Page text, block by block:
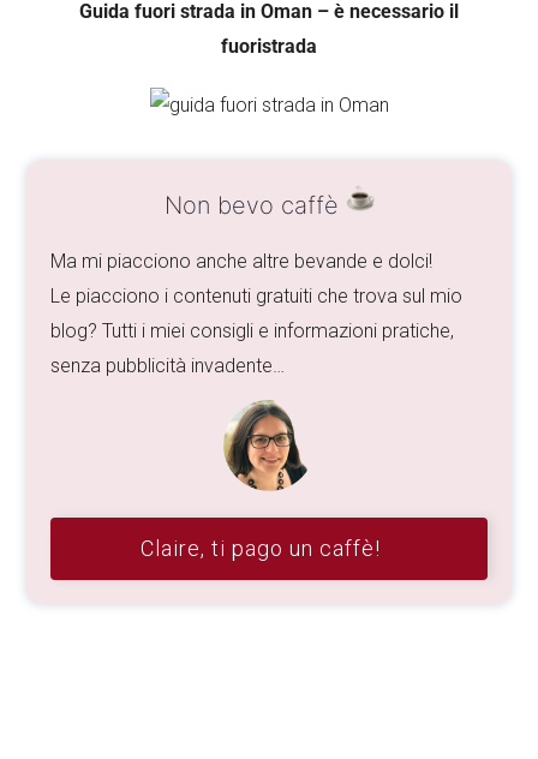
Guida fuori strada in Oman – è necessario il
fuoristrada
Non bevo caffè
Ma mi piacciono anche altre bevande e dolci!
Le piacciono i contenuti gratuiti che trova sul mio
blog? Tutti i miei consigli e informazioni pratiche,
senza pubblicità invadente…
Claire, ti pago un caffè!